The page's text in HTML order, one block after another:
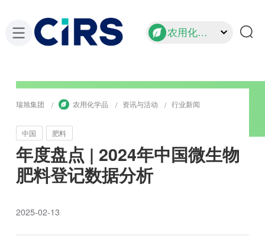
农用化学品
瑞旭集团 农用化学品 资讯与活动 行业新闻
中国 肥料
年度盘点 | 2024年中国微生物
肥料登记数据分析
2025-02-13